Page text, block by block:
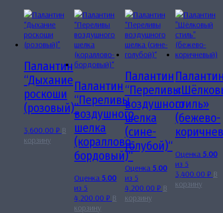
Палантин
“Дыхание
роскоши
(розовый)”
3,600.00 ₽ В
корзину
Палантин
“Переливы
воздушного
шелка
(кораллово-
бордовый)“
Оценка 5.00
из 5
4,200.00₽ В
корзину
Палантин
“Переливы
воздушного
шелка
(сине-
голубой)“
Оценка 5.00
из 5
4,200.00 ₽ В
корзину
стиль»
(бежево-
Оценка 5.00
из 5
3,400.00 ₽ В
корзину